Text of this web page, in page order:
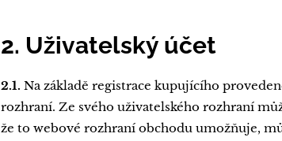
2. Uživatelský účet
2.1. Na základě registrace kupujícího
rozhraní. Ze svého uživatelského rozhraní
že to webové rozhraní obchodu umožňuje,